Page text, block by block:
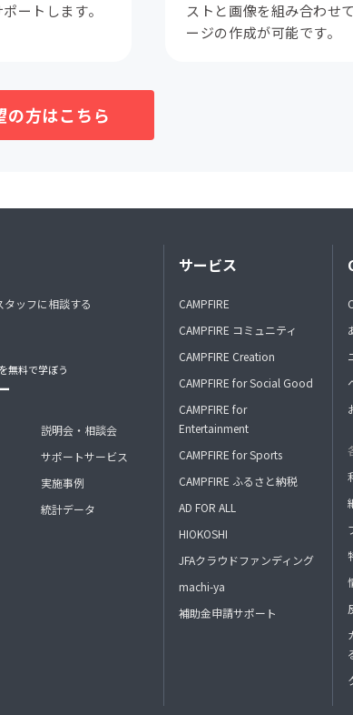
ートします。
ストと画像を組み合わせ
ージの作成が可能です。
の方はこちら
タッフに相談する
無料で学ぼう
説明会・相談会
サポートサービス
実施事例
統計データ
サービス
CAMPFIRE
CAMPFIRE コミュニティ
CAMPFIRE Creation
CAMPFIRE for Social Good
CAMPFIRE for
Entertainment
CAMPFIRE for Sports
CAMPFIRE ふるさと納税
AD FOR ALL
HIOKOSHI
JFAクラウドファンディング
machi-ya
補助金申請サポート